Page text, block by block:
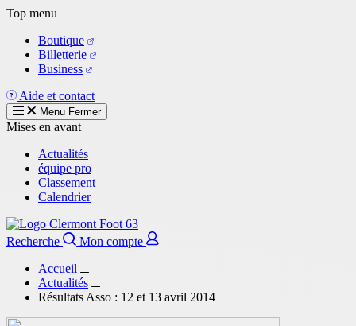
Aller
contenu
principal
Top menu
Boutique
Billetterie
Business
Aide et contact
Menu Fermer
Mises en avant
Actualités
équipe pro
Classement
Calendrier
Recherche
Mon compte
Accueil
Actualités
Résultats Asso : 12 et 13 avril 2014